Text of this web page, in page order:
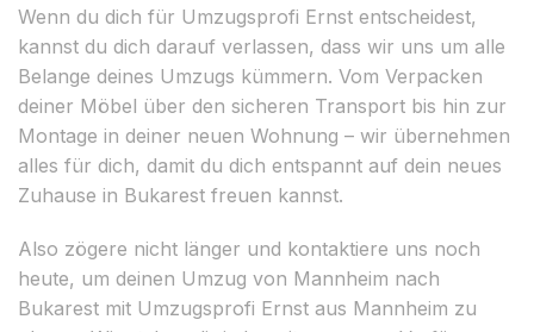
Wenn du dich für Umzugsprofi Ernst entscheidest,
kannst du dich darauf verlassen, dass wir uns um alle
Belange deines Umzugs kümmern. Vom Verpacken
deiner Möbel über den sicheren Transport bis hin zur
Montage in deiner neuen Wohnung – wir übernehmen
alles für dich, damit du dich entspannt auf dein neues
Zuhause in Bukarest freuen kannst.
Also zögere nicht länger und kontaktiere uns noch
heute, um deinen Umzug von Mannheim nach
Bukarest mit Umzugsprofi Ernst aus Mannheim zu